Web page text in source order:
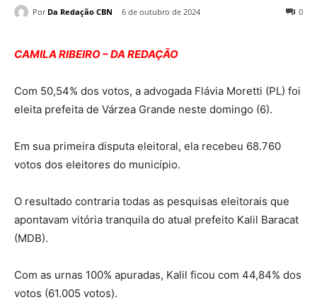
Por Da Redação CBN 6 de outubro de 2024 0
CAMILA RIBEIRO – DA REDAÇÃO
Com 50,54% dos votos, a advogada Flávia Moretti (PL) foi
eleita prefeita de Várzea Grande neste domingo (6).
Em sua primeira disputa eleitoral, ela recebeu 68.760
votos dos eleitores do município.
O resultado contraria todas as pesquisas eleitorais que
apontavam vitória tranquila do atual prefeito Kalil Baracat
(MDB).
Com as urnas 100% apuradas, Kalil ficou com 44,84% dos
votos (61.005 votos).